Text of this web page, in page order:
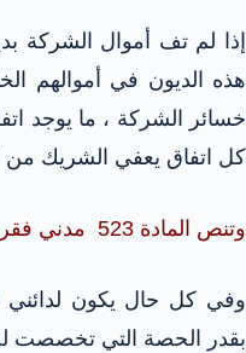
إذا لم تف أموال الشركة
هذه الديون في أموالهم
خسائر الشركة ، ما يوجد
كل اتفاق يعفي الشريك من
وتنص المادة 523 مدني فقرة 2 :
وفي كل حال يكون
بقدر الحصة التي تخصصت